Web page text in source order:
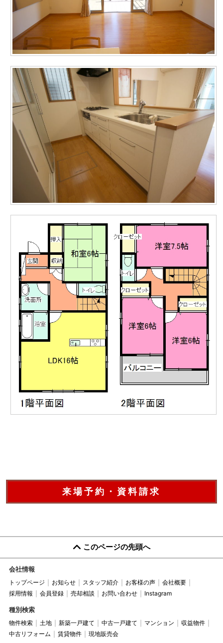
来場予約・資料請求
このページの先頭へ
会社情報
トップページ お知らせ スタッフ紹介 お客様の声
会社概要
採用情報
会員登録 売却相談 お問い合わせ Instagram
種別検索
物件検索 土地 新築一戸建て 中古一戸建て マンション
収益物件
中古リフォーム
賃貸物件 現地販売会